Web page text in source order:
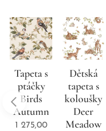
Tapeta s
ptáčky
Birds
Autumn
1 275,00
Dětská
tapeta s
koloušky
Deer
Meadow